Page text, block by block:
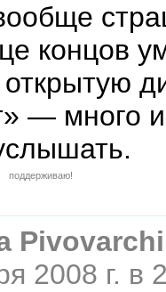
концов
открытую
— много
поддерживаю!
2008 г.